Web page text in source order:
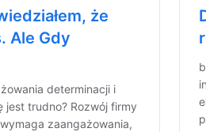
że
Ale Gdy
determinacji i
jest trudno? Rozwój firmy
zaangażowania,